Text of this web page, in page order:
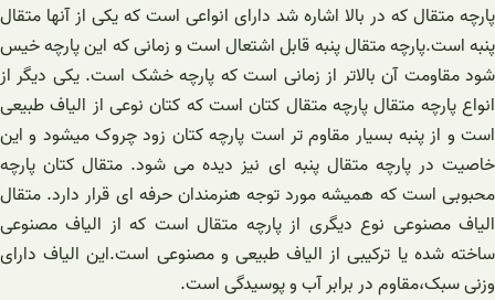
پارچه متقال که در بالا اشاره شد دارای انواعی است که یکی از آنها متقال
پنبه است.پارچه متقال پنبه قابل اشتعال است و زمانی که این پارچه خیس
شود مقاومت آن بالاتر از زمانی است که پارچه خشک است. یکی دیگر از
انواع پارچه متقال پارچه متقال کتان است که کتان نوعی از الیاف طبیعی
است و از پنبه بسیار مقاوم تر است پارچه کتان زود چروک میشود و این
خاصیت در پارچه متقال پنبه ای نیز دیده می شود. متقال کتان پارچه
محبوبی است که همیشه مورد توجه هنرمندان حرفه ای قرار دارد. متقال
الیاف مصنوعی نوع دیگری از پارچه متقال است که از الیاف مصنوعی
ساخته شده یا ترکیبی از الیاف طبیعی و مصنوعی است.این الیاف دارای
وزنی سبک،مقاوم در برابر آب و پوسیدگی است.